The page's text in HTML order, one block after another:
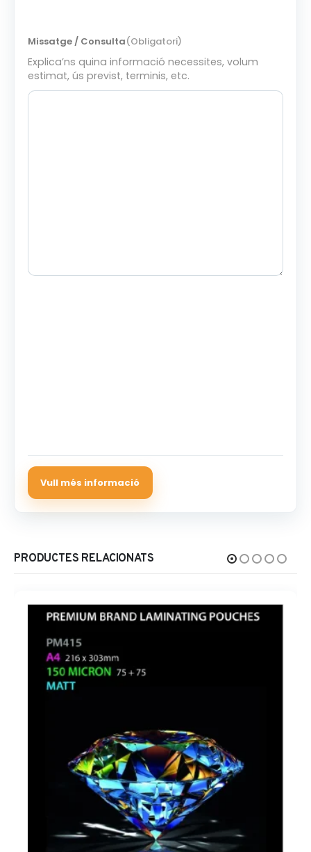
Missatge / Consulta(Obligatori)
Explica’ns quina informació necessites, volum
estimat, ús previst, terminis, etc.
PRODUCTES RELACIONATS